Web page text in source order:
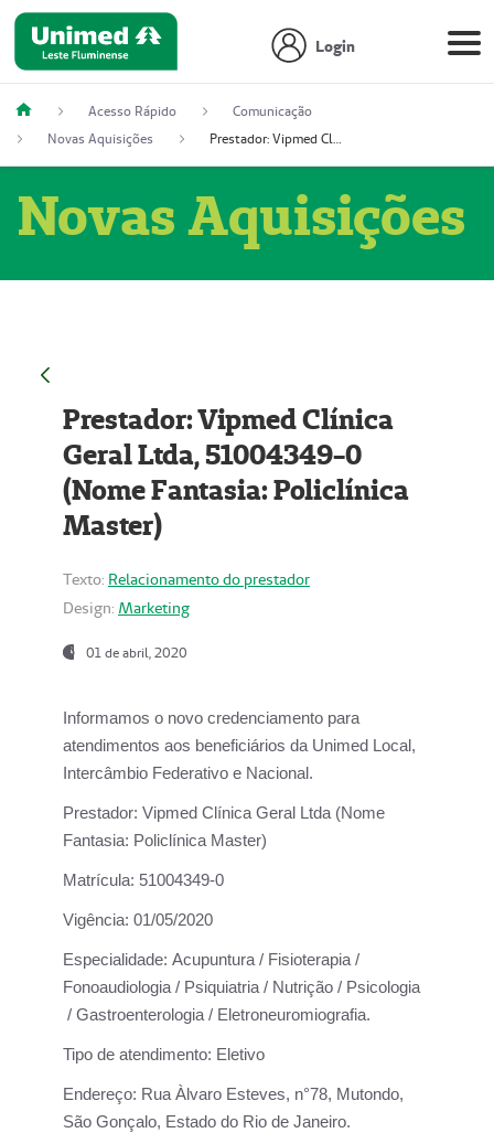
Login
Acesso Rápido
Comunicação
Novas Aquisições
Prestador: Vipmed Clínica Geral Ltda, 51004349-0 (Nome Fantasia: Policlínica Master)
Novas Aquisições
Prestador: Vipmed Clínica
Geral Ltda, 51004349-0
(Nome Fantasia: Policlínica
Master)
Texto: Relacionamento do prestador
Design: Marketing
01 de abril, 2020
Informamos o novo credenciamento para
atendimentos aos beneficiários da Unimed Local,
Intercâmbio Federativo e Nacional.
Prestador: Vipmed Clínica Geral Ltda (Nome
Fantasia: Policlínica Master)
Matrícula: 51004349-0
Vigência: 01/05/2020
Especialidade: Acupuntura / Fisioterapia /
Fonoaudiologia / Psiquiatria / Nutrição / Psicologia
/ Gastroenterologia / Eletroneuromiografia.
Tipo de atendimento: Eletivo
Endereço: Rua Àlvaro Esteves, n°78, Mutondo,
São Gonçalo, Estado do Rio de Janeiro.